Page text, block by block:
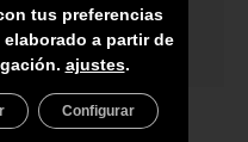
NO INCLUYE
tus preferencias
a partir de
ajustes.
Configurar